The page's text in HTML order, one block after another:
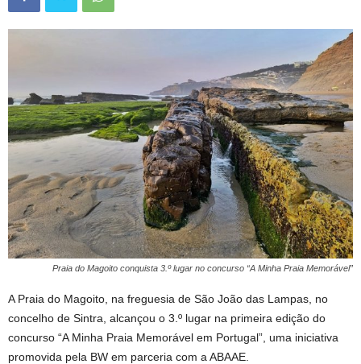
Praia do Magoito conquista 3.º lugar no concurso “A Minha Praia Memorável”
A Praia do Magoito, na freguesia de São João das Lampas, no
concelho de Sintra, alcançou o 3.º lugar na primeira edição do
concurso “A Minha Praia Memorável em Portugal”, uma iniciativa
promovida pela BW em parceria com a ABAAE.